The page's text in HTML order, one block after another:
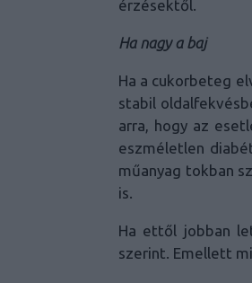
érzésektől.
Ha nagy a baj
Ha a cukorbeteg
stabil
arra, hogy az
eszméletlen
műanyag tokban
is.
Ha ettől jobban
szerint. Emellett